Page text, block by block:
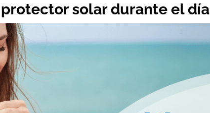
solar durante el día